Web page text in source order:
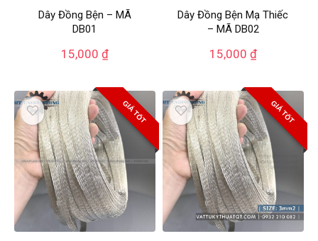
Dây Đồng Bện – MÃ
DB01
15,000 ₫
Dây Đồng Bện Mạ Thiếc
– MÃ DB02
15,000 ₫
GIÁ TỐT GIÁ TỐT